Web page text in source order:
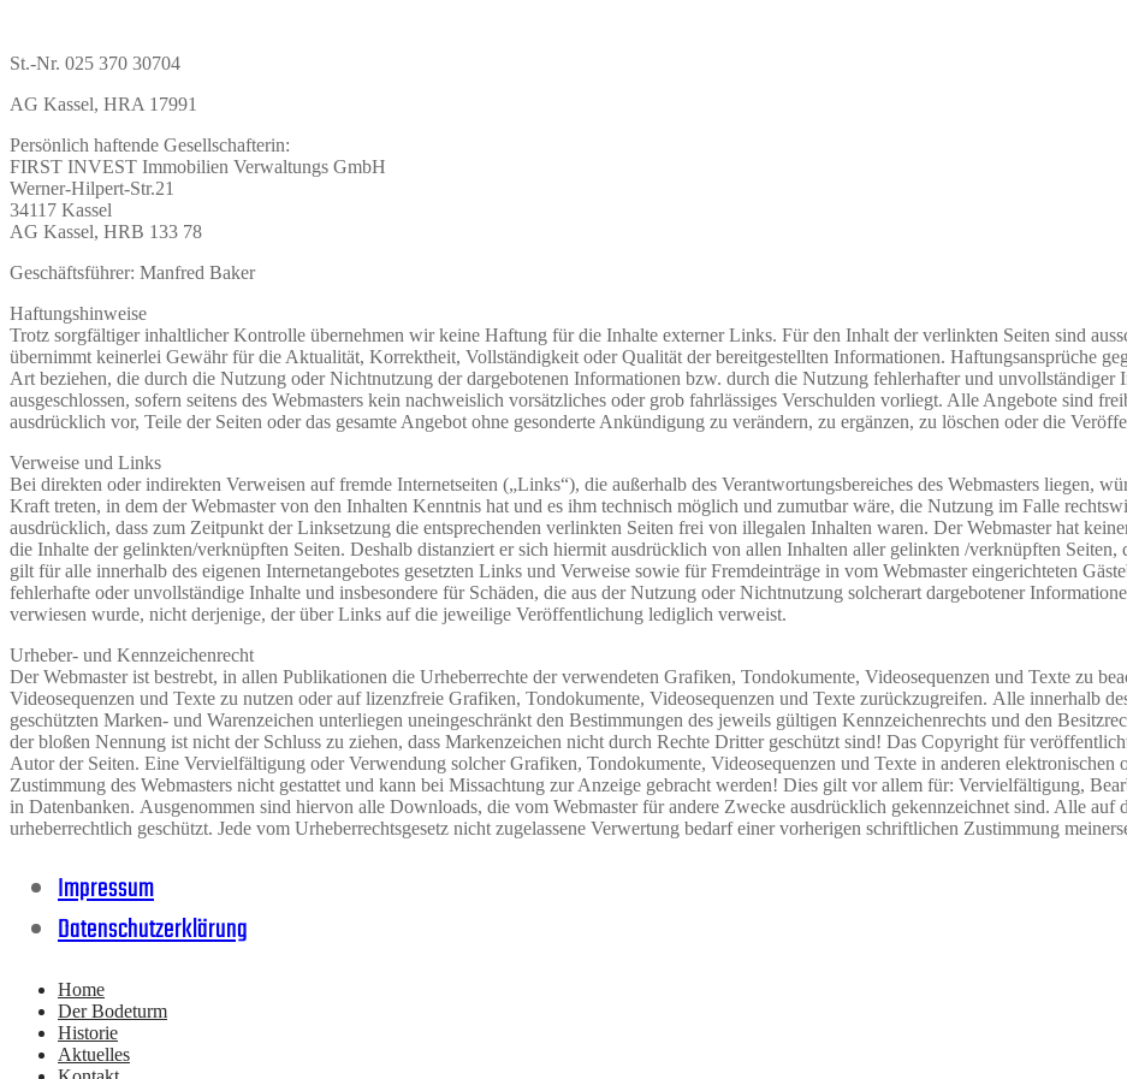
St.-Nr. 025 370 30704
AG Kassel, HRA 17991
Persönlich haftende Gesellschafterin:
FIRST INVEST Immobilien Verwaltungs GmbH
Werner-Hilpert-Str.21
34117 Kassel
AG Kassel, HRB 133 78
Geschäftsführer: Manfred Baker
Haftungshinweise
Trotz sorgfältiger inhaltlicher Kontrolle übernehmen wir keine Haftung für die Inhalte externer Links. Für den Inhalt der verlinkten Seiten sind
übernimmt keinerlei Gewähr für die Aktualität, Korrektheit, Vollständigkeit oder Qualität der bereitgestellten Informationen. Haftungsansprüche
Art beziehen, die durch die Nutzung oder Nichtnutzung der dargebotenen Informationen bzw. durch die Nutzung fehlerhafter und unvollständiger
ausgeschlossen, sofern seitens des Webmasters kein nachweislich vorsätzliches oder grob fahrlässiges Verschulden vorliegt. Alle Angebote sind
ausdrücklich vor, Teile der Seiten oder das gesamte Angebot ohne gesonderte Ankündigung zu verändern, zu ergänzen, zu löschen oder die
Verweise und Links
Bei direkten oder indirekten Verweisen auf fremde Internetseiten („Links“), die außerhalb des Verantwortungsbereiches des Webmasters liegen,
Kraft treten, in dem der Webmaster von den Inhalten Kenntnis hat und es ihm technisch möglich und zumutbar wäre, die Nutzung im Falle
ausdrücklich, dass zum Zeitpunkt der Linksetzung die entsprechenden verlinkten Seiten frei von illegalen Inhalten waren. Der Webmaster hat
die Inhalte der gelinkten/verknüpften Seiten. Deshalb distanziert er sich hiermit ausdrücklich von allen Inhalten aller gelinkten /verknüpften
gilt für alle innerhalb des eigenen Internetangebotes gesetzten Links und Verweise sowie für Fremdeinträge in vom Webmaster eingerichteten
fehlerhafte oder unvollständige Inhalte und insbesondere für Schäden, die aus der Nutzung oder Nichtnutzung solcherart dargebotener
verwiesen wurde, nicht derjenige, der über Links auf die jeweilige Veröffentlichung lediglich verweist.
Urheber- und Kennzeichenrecht
Der Webmaster ist bestrebt, in allen Publikationen die Urheberrechte der verwendeten Grafiken, Tondokumente, Videosequenzen und Texte zu
Videosequenzen und Texte zu nutzen oder auf lizenzfreie Grafiken, Tondokumente, Videosequenzen und Texte zurückzugreifen. Alle innerhalb
geschützten Marken- und Warenzeichen unterliegen uneingeschränkt den Bestimmungen des jeweils gültigen Kennzeichenrechts und den
der bloßen Nennung ist nicht der Schluss zu ziehen, dass Markenzeichen nicht durch Rechte Dritter geschützt sind! Das Copyright für
Autor der Seiten. Eine Vervielfältigung oder Verwendung solcher Grafiken, Tondokumente, Videosequenzen und Texte in anderen
Zustimmung des Webmasters nicht gestattet und kann bei Missachtung zur Anzeige gebracht werden! Dies gilt vor allem für: Vervielfältigung,
in Datenbanken. Ausgenommen sind hiervon alle Downloads, die vom Webmaster für andere Zwecke ausdrücklich gekennzeichnet sind. Alle
urheberrechtlich geschützt. Jede vom Urheberrechtsgesetz nicht zugelassene Verwertung bedarf einer vorherigen schriftlichen Zustimmung
Impressum
Datenschutzerklärung
Home
Der Bodeturm
Historie
Aktuelles